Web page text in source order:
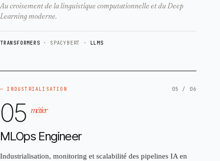
Au croisement de la linguistique computationnelle et du Deep
Learning moderne.
TRANSFORMERS · SPACY BERT · LLMS
— INDUSTRIALISATION 05 / 06
05 métier
MLOps Engineer
Industrialisation, monitoring et scalabilité des pipelines IA en